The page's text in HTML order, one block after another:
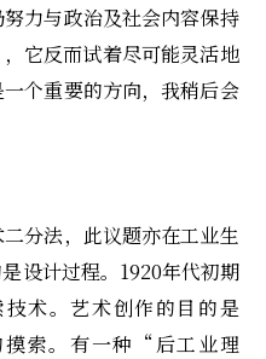
力与政治及社会内容保持
它反而试着尽可能灵活地
个重要的方向，我稍后会
分法，此议题亦在工业生
设计过程。1920年代初期
术。艺术创作的目的是
索。有一种“后工业理